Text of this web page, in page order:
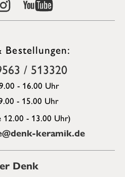
/ 513320
- 16.00 Uhr
- 15.00 Uhr
12.00 - 13.00 Uhr)
keramik.de
Denk